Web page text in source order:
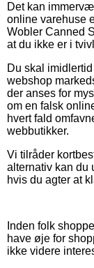
Det kan
online varehuse
Wobler Canned
at du ikke er i
Du skal
webshop
der anses for
om en falsk
hvert fald
webbutikker.
Vi tilråder
alternativ kan du
hvis du agter at
Inden folk
have øje for
ikke videre